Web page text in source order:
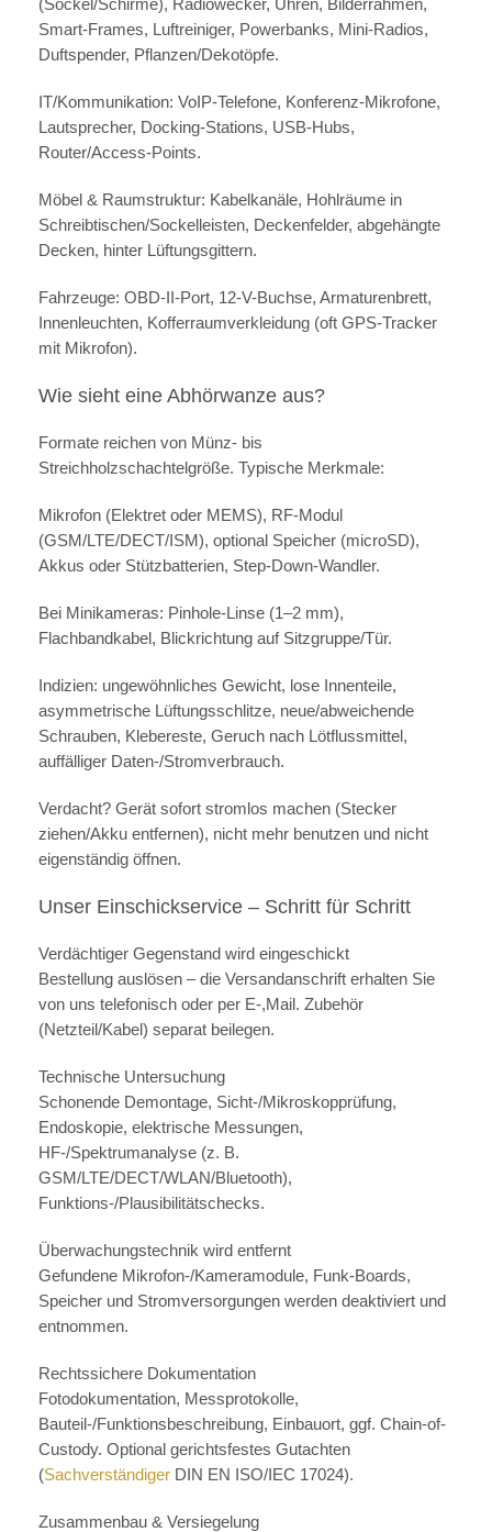
Smart-Frames, Luftreiniger, Powerbanks, Mini-Radios,
Duftspender, Pflanzen/Dekotöpfe.
IT/Kommunikation: VoIP-Telefone, Konferenz-Mikrofone,
Lautsprecher, Docking-Stations, USB-Hubs,
Router/Access-Points.
Möbel & Raumstruktur: Kabelkanäle, Hohlräume in
Schreibtischen/Sockelleisten, Deckenfelder, abgehängte
Decken, hinter Lüftungsgittern.
Fahrzeuge: OBD-II-Port, 12-V-Buchse, Armaturenbrett,
Innenleuchten, Kofferraumverkleidung (oft GPS-Tracker
mit Mikrofon).
Wie sieht eine Abhörwanze aus?
Formate reichen von Münz- bis
Streichholzschachtelgröße. Typische Merkmale:
Mikrofon (Elektret oder MEMS), RF-Modul
(GSM/LTE/DECT/ISM), optional Speicher (microSD),
Akkus oder Stützbatterien, Step-Down-Wandler.
Bei Minikameras: Pinhole-Linse (1–2 mm),
Flachbandkabel, Blickrichtung auf Sitzgruppe/Tür.
Indizien: ungewöhnliches Gewicht, lose Innenteile,
asymmetrische Lüftungsschlitze, neue/abweichende
Schrauben, Klebereste, Geruch nach Lötflussmittel,
auffälliger Daten-/Stromverbrauch.
Verdacht? Gerät sofort stromlos machen (Stecker
ziehen/Akku entfernen), nicht mehr benutzen und nicht
eigenständig öffnen.
Unser Einschickservice – Schritt für Schritt
Verdächtiger Gegenstand wird eingeschickt
Bestellung auslösen – die Versandanschrift erhalten Sie
von uns telefonisch oder per E-,Mail. Zubehör
(Netzteil/Kabel) separat beilegen.
Technische Untersuchung
Schonende Demontage, Sicht-/Mikroskopprüfung,
Endoskopie, elektrische Messungen,
HF-/Spektrumanalyse (z. B.
GSM/LTE/DECT/WLAN/Bluetooth),
Funktions-/Plausibilitätschecks.
Überwachungstechnik wird entfernt
Gefundene Mikrofon-/Kameramodule, Funk-Boards,
Speicher und Stromversorgungen werden deaktiviert und
entnommen.
Rechtssichere Dokumentation
Fotodokumentation, Messprotokolle,
Bauteil-/Funktionsbeschreibung, Einbauort, ggf. Chain-of-
Custody. Optional gerichtsfestes Gutachten
(Sachverständiger DIN EN ISO/IEC 17024).
Zusammenbau & Versiegelung